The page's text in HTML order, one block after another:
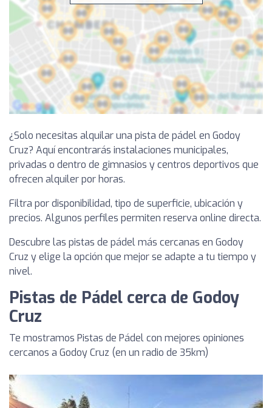
¿Solo necesitas alquilar una pista de pádel en Godoy
Cruz? Aquí encontrarás instalaciones municipales,
privadas o dentro de gimnasios y centros deportivos que
ofrecen alquiler por horas.
Filtra por disponibilidad, tipo de superficie, ubicación y
precios. Algunos perfiles permiten reserva online directa.
Descubre las pistas de pádel más cercanas en Godoy
Cruz y elige la opción que mejor se adapte a tu tiempo y
nivel.
Pistas de Pádel cerca de Godoy
Cruz
Te mostramos Pistas de Pádel con mejores opiniones
cercanos a Godoy Cruz (en un radio de 35km)